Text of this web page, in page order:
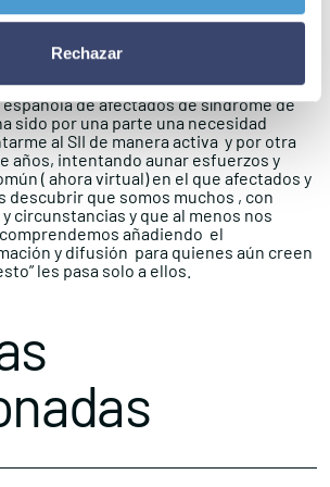
Rechazar
y nos sacrificamos para lograr
o placenteros , de manera que
para no obtener , en teoría, mejoría
agotador que ha de ser explicado
relación médico paciente sincera .
de afectados de síndrome de
sido por una parte una necesidad
al SII de manera activa y por otra
años, intentando aunar esfuerzos y
( ahora virtual) en el que afectados y
descubrir que somos muchos , con
circunstancias y que al menos nos
añadiendo el
y difusión para quienes aún creen
les pasa solo a ellos.